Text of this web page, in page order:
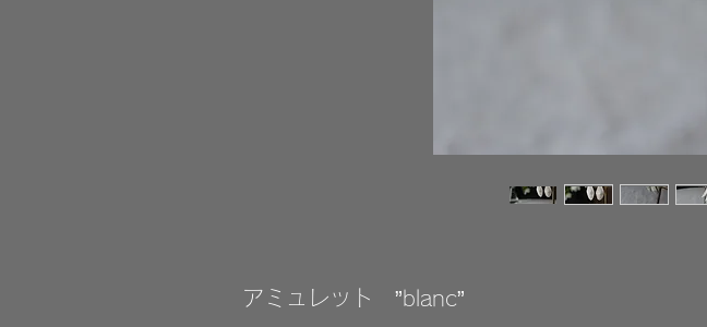
アミュレット ”blanc”